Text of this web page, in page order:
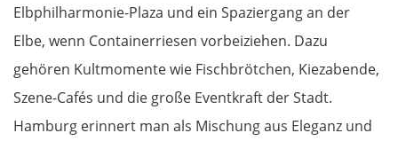
Elbphilharmonie-Plaza und ein Spaziergang an der
Elbe, wenn Containerriesen vorbeiziehen. Dazu
gehören Kultmomente wie Fischbrötchen, Kiezabende,
Szene-Cafés und die große Eventkraft der Stadt.
Hamburg erinnert man als Mischung aus Eleganz und